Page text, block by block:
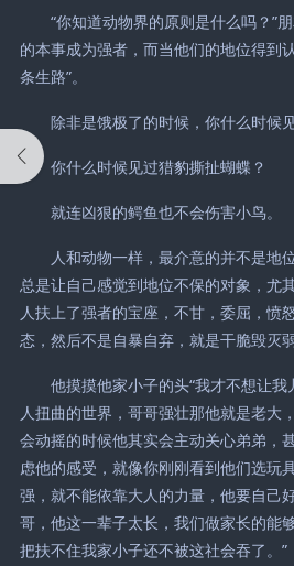
“你知道动物界的原则是什么吗？”朋
的本事成为强者，而当他们的地位得到
条生路”。
除非是饿极了的时候，你什么时候
你什么时候见过猎豹撕扯蝴蝶？
就连凶狠的鳄鱼也不会伤害小鸟。
人和动物一样，最介意的并不是地
总是让自己感觉到地位不保的对象，尤
人扶上了强者的宝座，不甘，委屈，愤
态，然后不是自暴自弃，就是干脆毁灭弱
他摸摸他家小子的头“我才不想让我
人扭曲的世界，哥哥强壮那他就是老大
会动摇的时候他其实会主动关心弟弟，
虑他的感受，就像你刚刚看到他们选玩
强，就不能依靠大人的力量，他要自己
哥，他这一辈子太长，我们做家长的能
把扶不住我家小子还不被这社会吞了。”